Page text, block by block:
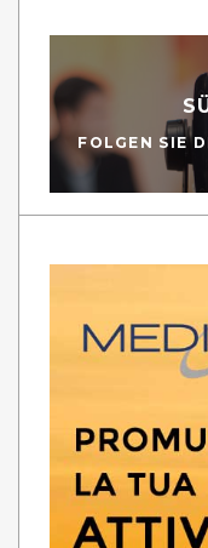
FOLGEN SIE